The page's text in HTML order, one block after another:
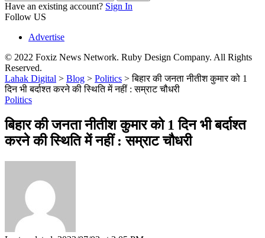
Have an existing account? Sign In
Follow US
Advertise
© 2022 Foxiz News Network. Ruby Design Company. All Rights
Reserved.
Lahak Digital > Blog > Politics >बिहार की जनता नीतीश कुमार को 1
दिन भी बर्दाश्त करने की स्थिति में नहीं : सम्राट चौधरी
Politics
बिहार की जनता नीतीश कुमार को 1 दिन भी बर्दाश्त
करने की स्थिति में नहीं : सम्राट चौधरी